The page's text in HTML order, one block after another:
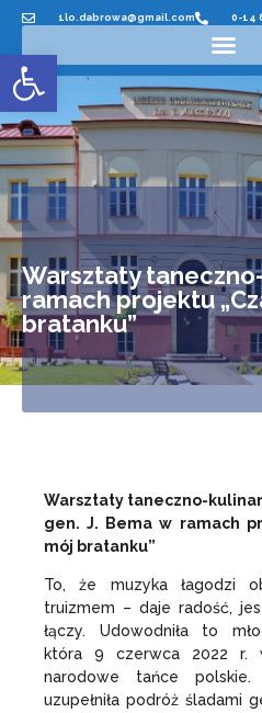
Otwórz pasek
1lo.dabrowa@gmail.com 0-14
Warsztaty
ramach projektu
bratanku”
Warsztaty taneczno-
gen. J. Bemaw ramach
mój bratanku”
To, że muzyka łagodzi
truizmem – daje radość,
łączy. Udowodniła to
która 9 czerwca 2022 r.
narodowe tańce polskie.
uzupełniła podróż śladami